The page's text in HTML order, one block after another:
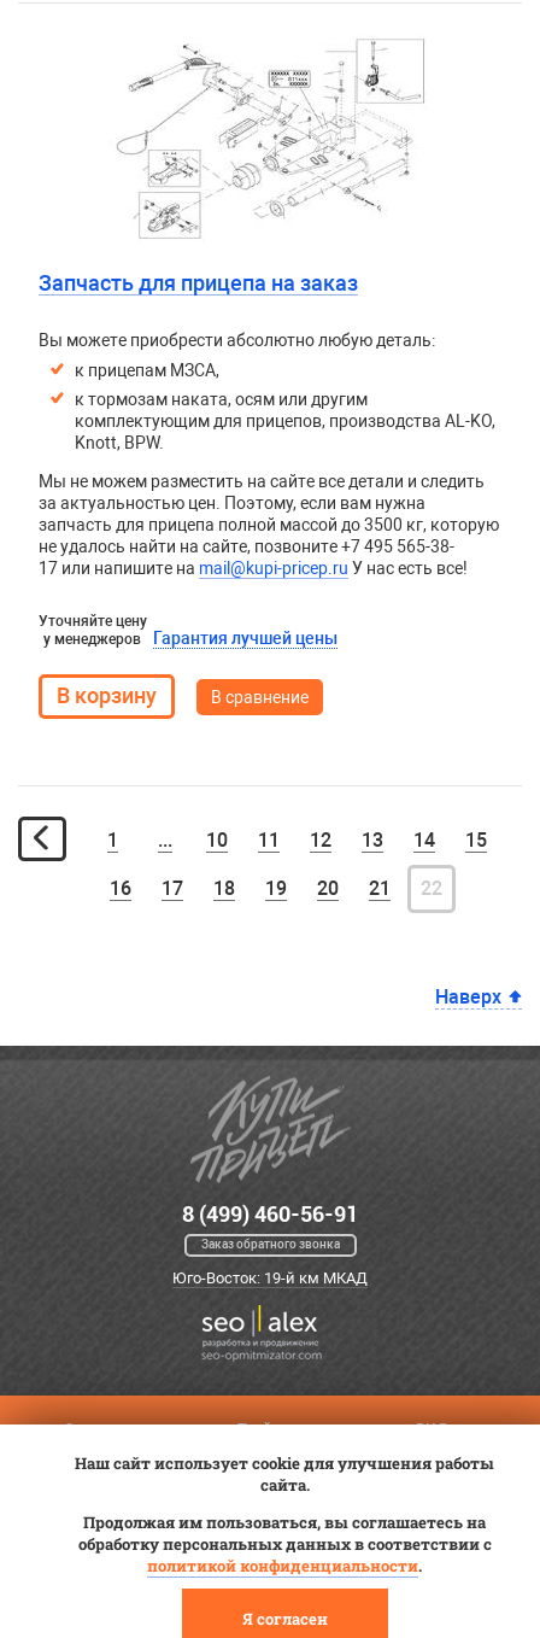
Запчасть для прицепа на заказ
Вы можете приобрести абсолютно любую деталь:
к прицепам МЗСА,
к тормозам наката, осям или другим
комплектующим для прицепов, производства AL-KO,
Knott, BPW.
Мы не можем разместить на сайте все детали и следить
за актуальностью цен. Поэтому, если вам нужна
запчасть для прицепа полной массой до 3500 кг, которую
не удалось найти на сайте, позвоните +7 495 565-38-
17 или напишите на mail@kupi-pricep.ru У нас есть все!
Уточняйте цену
у менеджеров
Гарантия лучшей цены
В сравнение
1 ... 10 11 12 13 14 15
16 17 18 19 20 21 22
Наверх
8 (499) 460-56-91
Заказ обратного звонка
Юго-Восток: 19-й км МКАД
Оплата
Доставка
Трейд-ин
Сервис
Статьи
ВК Видео
Контакты
© 2012—2026 «Купи прицеп»™ (ООО «Авангард», ИНН 9723035587)
Наш сайт использует cookie для улучшения работы
сайта.
Продолжая им пользоваться, вы соглашаетесь на
обработку персональных данных в соответствии с
политикой конфиденциальности.
Я согласен